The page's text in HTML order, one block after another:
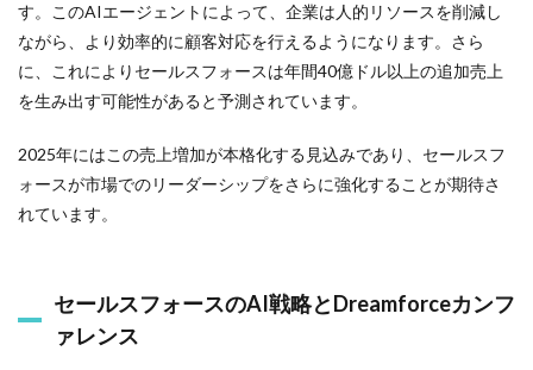
す。このAIエージェントによって、企業は人的リソースを削減し
ながら、より効率的に顧客対応を行えるようになります。さら
に、これによりセールスフォースは年間40億ドル以上の追加売上
を生み出す可能性があると予測されています。
2025年にはこの売上増加が本格化する見込みであり、セールスフ
ォースが市場でのリーダーシップをさらに強化することが期待さ
れています。
セールスフォースのAI戦略とDreamforceカンフ
ァレンス